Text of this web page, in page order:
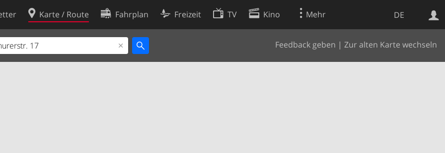
DE
Karte / Route Fahrplan Freizeit TV Kino Mehr
Feedback geben | Zur alten Karte wechseln
Websuche
Cookie-Richtlinie
Cookie-Einstellungen